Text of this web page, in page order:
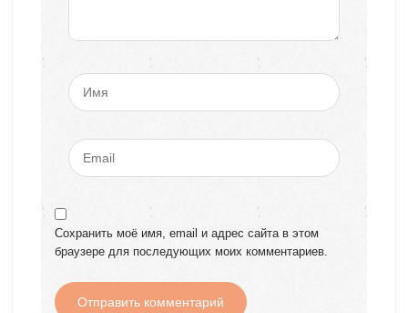
Сохранить моё имя, email и адрес сайта в этом
браузере для последующих моих комментариев.